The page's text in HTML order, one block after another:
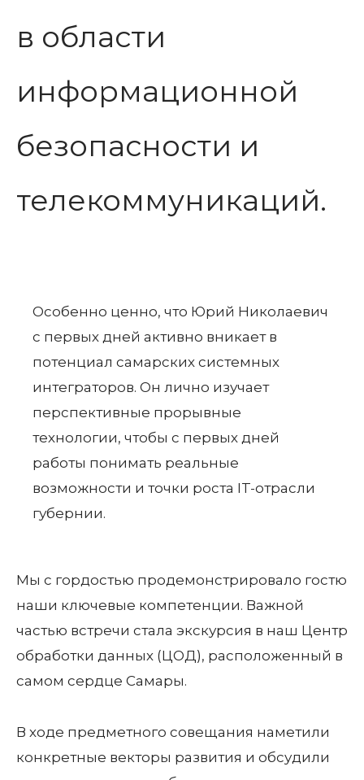
в области
информационной
безопасности и
телекоммуникаций.
Особенно ценно, что Юрий Николаевич
с первых дней активно вникает в
потенциал самарских системных
интеграторов. Он лично изучает
перспективные прорывные
технологии, чтобы с первых дней
работы понимать реальные
возможности и точки роста IT-отрасли
губернии.
Мы с гордостью продемонстрировало гостю
наши ключевые компетенции. Важной
частью встречи стала экскурсия в наш Центр
обработки данных (ЦОД), расположенный в
самом сердце Самары.
В ходе предметного совещания наметили
конкретные векторы развития и обсудили